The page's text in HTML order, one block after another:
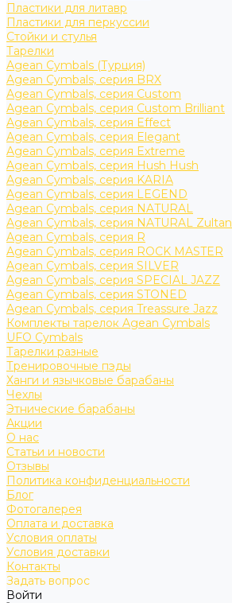
Пластики для литавр
Пластики для перкуссии
Стойки и стулья
Тарелки
Agean Cymbals (Турция)
Agean Cymbals, серия BRX
Agean Cymbals, серия Custom
Agean Cymbals, серия Custom Brilliant
Agean Cymbals, серия Effect
Agean Cymbals, серия Elegant
Agean Cymbals, серия Extreme
Agean Cymbals, серия Hush Hush
Agean Cymbals, серия KARIA
Agean Cymbals, серия LEGEND
Agean Cymbals, серия NATURAL
Agean Cymbals, серия NATURAL Zultan
Agean Cymbals, серия R
Agean Cymbals, серия ROCK MASTER
Agean Cymbals, серия SILVER
Agean Cymbals, серия SPECIAL JAZZ
Agean Cymbals, серия STONED
Agean Cymbals, серия Treassure Jazz
Комплекты тарелок Agean Cymbals
UFO Cymbals
Тарелки разные
Тренировочные пэды
Ханги и язычковые барабаны
Чехлы
Этнические барабаны
Акции
О нас
Статьи и новости
Отзывы
Политика конфиденциальности
Блог
Фотогалерея
Оплата и доставка
Условия оплаты
Условия доставки
Контакты
Задать вопрос
Войти